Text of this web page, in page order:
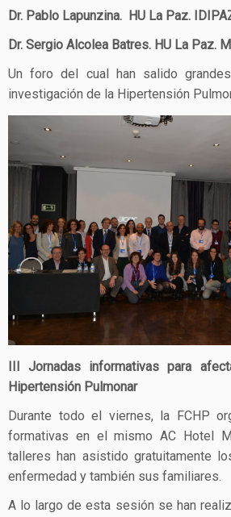
Dr. Pablo Lapunzina. HU La Paz.
Dr. Sergio Alcolea Batres. HU La Paz.
Un foro del cual han salido
investigación de la Hipertensión
III Jornadas informativas para
Hipertensión Pulmonar
Durante todo el viernes, la FCHP
formativas en el mismo AC Hotel
talleres han asistido gratuitamente
enfermedad y también sus familiares.
A lo largo de esta sesión se han